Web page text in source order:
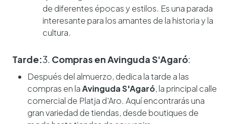
de diferentes épocas y estilos. Es una parada
interesante para los amantes de la historia y la
cultura.
Tarde:3. Compras en Avinguda S'Agaró:
Después del almuerzo, dedica la tarde a las
compras en laAvinguda S'Agaró, la principal calle
comercial de Platja d'Aro. Aquí encontrarás una
gran variedad de tiendas, desde boutiques de